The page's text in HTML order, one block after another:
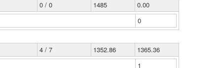
0 / 0 1485
0.00
0
4 / 7 1352.86
1365.36
1